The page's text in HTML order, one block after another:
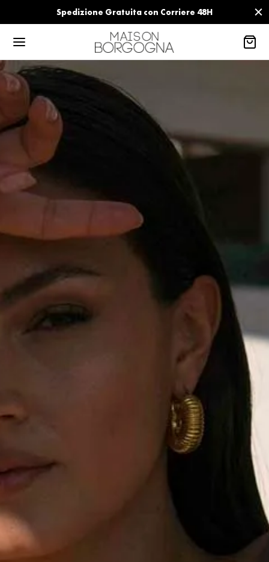
Spedizione Gratuita con Corriere 48H